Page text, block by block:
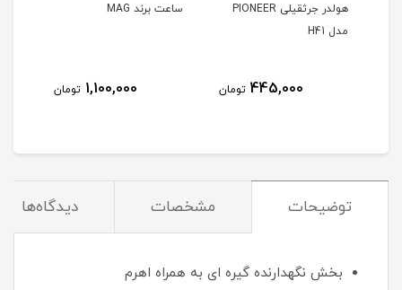
هولدر جرثقیلی PIONEER
مدل H41
445,000 تومان
ساعت برند MAG
1,100,000 تومان
توضیحات مشخصات دیدگاه‌ها
بخش نگهدارنده گیره ای به همراه اهرم